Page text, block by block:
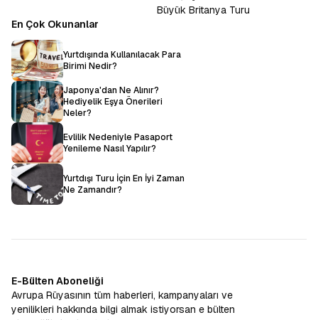
Büyük Britanya Turu
En Çok Okunanlar
Yurtdışında Kullanılacak Para
Birimi Nedir?
Japonya'dan Ne Alınır?
Hediyelik Eşya Önerileri
Neler?
Evlilik Nedeniyle Pasaport
Yenileme Nasıl Yapılır?
Yurtdışı Turu İçin En İyi Zaman
Ne Zamandır?
E-Bülten Aboneliği
Avrupa Rüyasının tüm haberleri, kampanyaları ve
yenilikleri hakkında bilgi almak istiyorsan e bülten